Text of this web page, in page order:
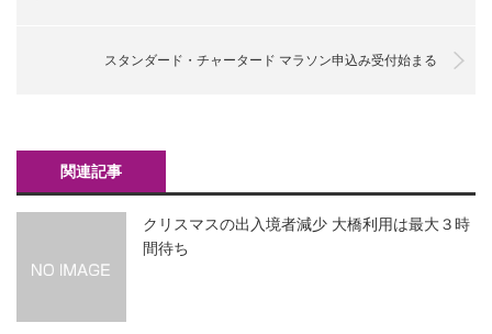
スタンダード・チャータード マラソン申込み受付始まる
関連記事
クリスマスの出入境者減少 大橋利用は最大３時
間待ち